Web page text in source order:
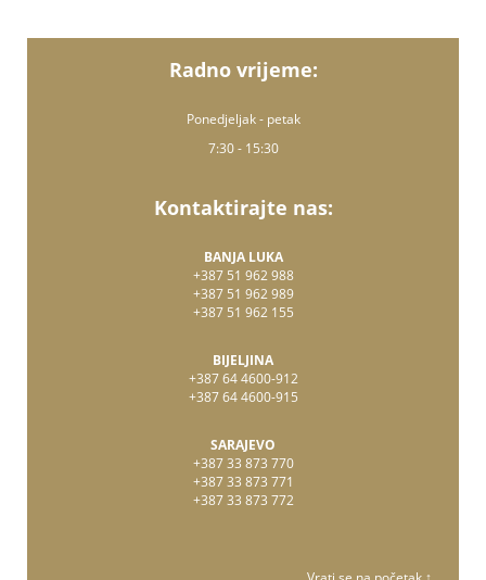
Radno vrijeme:
Ponedjeljak - petak
7:30 - 15:30
Kontaktirajte nas:
BANJA LUKA
+387 51 962 988
+387 51 962 989
+387 51 962 155
BIJELJINA
+387 64 4600-912
+387 64 4600-915
SARAJEVO
+387 33 873 770
+387 33 873 771
+387 33 873 772